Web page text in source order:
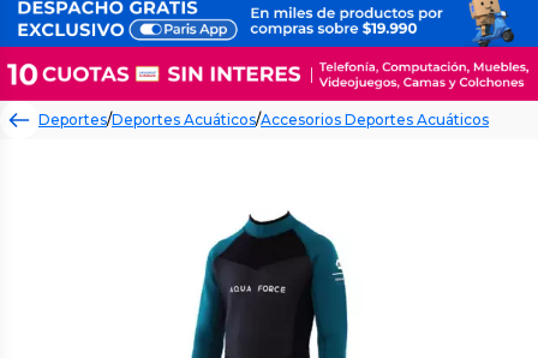
Deportes/Deportes Acuáticos/Accesorios Deportes Acuáticos